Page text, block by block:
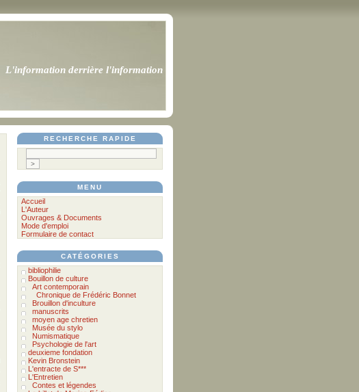
L'information derrière l'information
RECHERCHE RAPIDE
MENU
Accueil
L'Auteur
Ouvrages & Documents
Mode d'emploi
Formulaire de contact
CATÉGORIES
bibliophilie
Bouillon de culture
Art contemporain
Chronique de Frédéric Bonnet
Brouillon d'inculture
manuscrits
moyen age chretien
Musée du stylo
Numismatique
Psychologie de l'art
deuxieme fondation
Kevin Bronstein
L'entracte de S***
L'Entretien
Contes et légendes